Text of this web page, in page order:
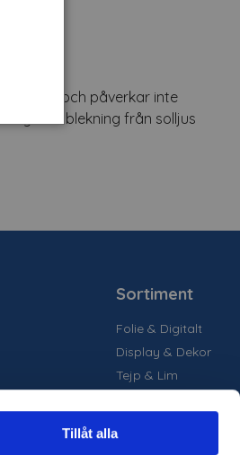
Tillåt alla
klar och påverkar inte
mot blekning från solljus
Sortiment
Folie & Digitalt
Display & Dekor
Tejp & Lim